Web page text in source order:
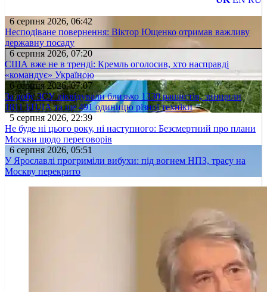
6 серпня 2026, 06:42
Несподіване повернення: Віктор Ющенко отримав важливу
державну посаду
6 серпня 2026, 07:20
США вже не в тренді: Кремль оголосив, хто насправді
«командує» Україною
6 серпня 2026, 07:07
За добу ЗСУ ліквідували близько 1330 рашистів, знищили
1811 БПЛА та ще 491 одиницю різної техніки
5 серпня 2026, 22:39
Не буде ні цього року, ні наступного: Безсмертний про плани
Москви щодо переговорів
6 серпня 2026, 05:51
У Ярославлі прогриміли вибухи: під вогнем НПЗ, трасу на
Москву перекрито